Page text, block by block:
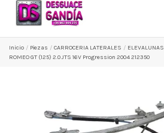
Inicio Pіezas CARROCERIA LATERALES
ROMEO GT (125) 2.0 JTS 16V Progression 2004 212350